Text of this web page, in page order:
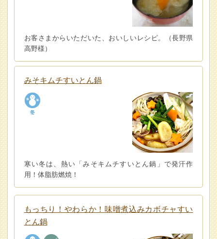
お客さまからいただいた、おいしいレシピ。（長野県
高野様）
みそキムチすいとん鍋
寒い冬は、熱い「みそキムチすいとん鍋」で発汗作
用！体脂肪燃焼！
もっちり！やわらか！味噌煮込みカボチャすい
とん鍋